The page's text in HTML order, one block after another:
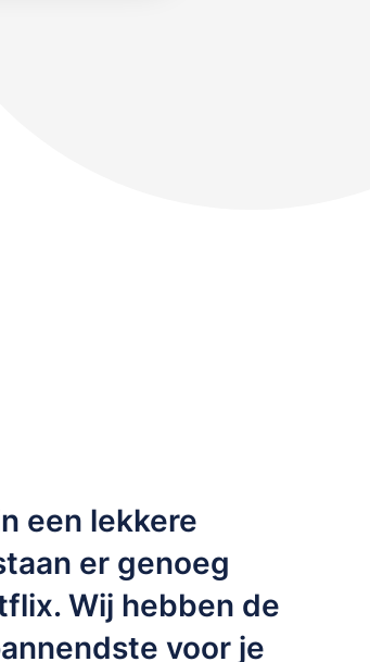
een lekkere
er genoeg
Wij hebben de
voor je